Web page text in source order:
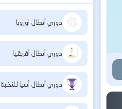
دوري أبطال اوروبا
دوري أبطال أفريقيا
دوري أبطال آسيا للنخبة